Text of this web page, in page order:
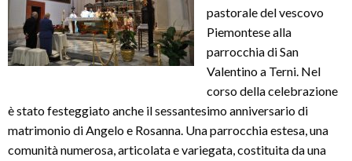
pastorale del vescovo
Piemontese alla
parrocchia di San
Valentino a Terni. Nel
corso della celebrazione
è stato festeggiato anche il sessantesimo anniversario di
matrimonio di Angelo e Rosanna. Una parrocchia estesa, una
comunità numerosa, articolata e variegata, costituita da una